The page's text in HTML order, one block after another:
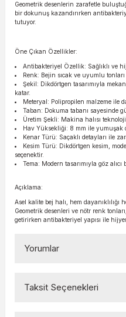
Geometrik desenlerin zarafetle
bir dokunuş kazandırırken
tutuyor.
Öne Çıkan Özellikler:
Antibakteriyel Özellik: Sağlıklı ve
Renk: Bejin sıcak ve uyumlu
Şekil: Dikdörtgen tasarımıyla
katar.
Meteryal: Polipropilen malzeme ile
Taban: Dokuma tabanı sayesinde
Üretim Şekli: Makina halısı
Hav Yüksekliği: 8 mm ile yumuşak
Kenar Türü: Saçaklı detayları ile
Kesim Türü: Dikdörtgen kesim,
seçenektir.
Tema: Modern tasarımıyla göz alıcı
Açıklama:
Asel kalite bej halı, hem dayanıklılığı
Geometrik desenleri ve nötr renk
getirirken antibakteriyel yapısı ile
Yorumlar
Taksit Seçenekleri